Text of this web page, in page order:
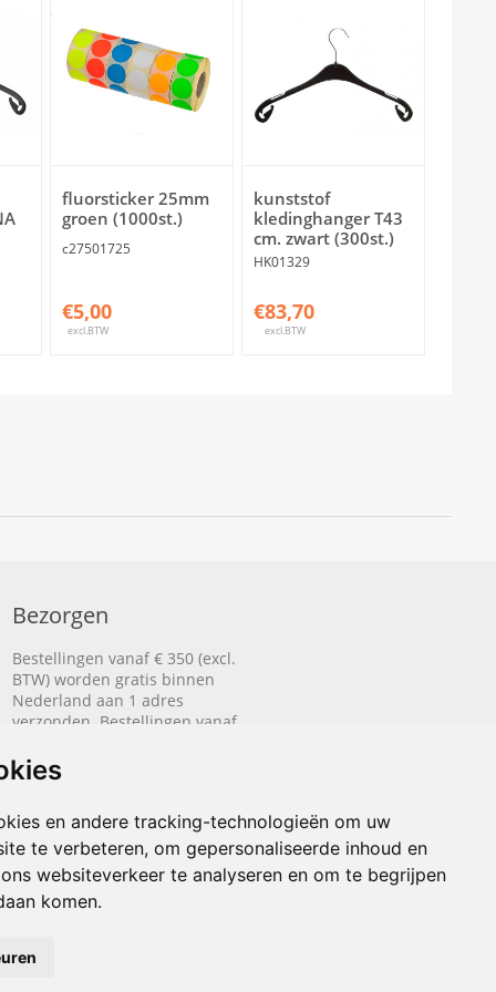
en andere tracking-technologieën om uw
te verbeteren, om gepersonaliseerde inhoud en
websiteverkeer te analyseren en om te begrijpen
komen.
fluorsticker 25mm
groen (1000st.)
c27501725
€5,00
excl.BTW
kunststof
kledinghanger T43
cm. zwart (300st.)
HK01329
€83,70
excl.BTW
Bezorgen
Bestellingen vanaf € 350 (excl.
BTW) worden gratis binnen
Nederland aan 1 adres
verzonden. Bestellingen vanaf
gratis naar België aan 1 adres
verzonden.
Lees hier hoe het bezorgen
werkt.